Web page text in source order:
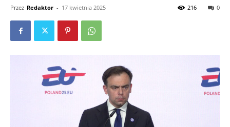
Przez Redaktor - 17 kwietnia 2025 0
216